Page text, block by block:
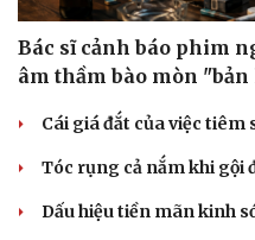
Bác sĩ cảnh báo phim
âm thầm bào mòn
Cái giá đắt của việc
Tóc rụng cả nắm khi gội
Dấu hiệu tiền mãn kinh